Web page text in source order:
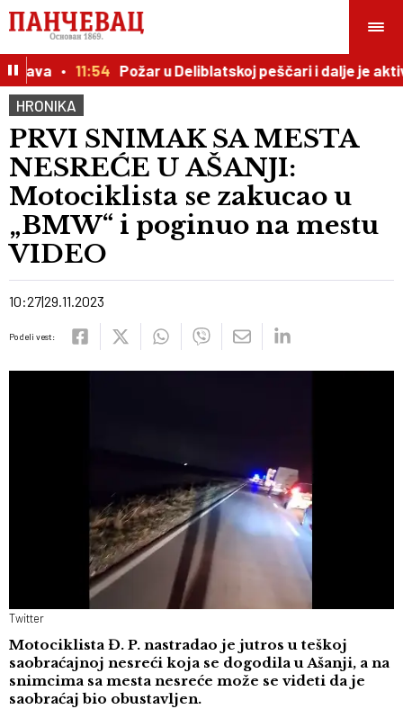
11:54 Požar u Deliblatskoj peščari i dalje je
HRONIKA
PRVI SNIMAK SA MESTA
NESREĆE U AŠANJI:
Motociklista se zakucao u
„BMW“ i poginuo na mestu
VIDEO
10:2729.11.2023
Podeli vest:
Twitter
Motociklista Đ. P. nastradao je jutros u teškoj
saobraćajnoj nesreći koja se dogodila u Ašanji, a na
snimcima sa mesta nesreće može se videti da je
saobraćaj bio obustavljen.